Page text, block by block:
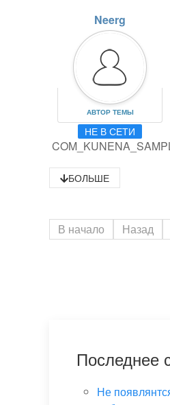
Neerg
АВТОР ТЕМЫ
НЕ В СЕТИ
БОЛЬШЕ
В начало Назад
Последнее
Не